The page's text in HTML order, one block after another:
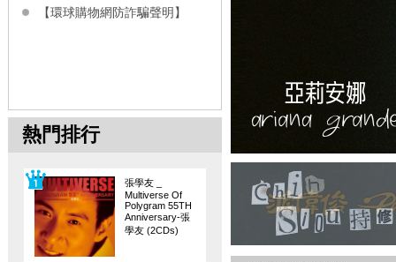
【環球購物網防詐騙聲明】
熱門排行
張學友 _
Multiverse Of
Polygram 55TH
Anniversary-張
學友 (2CDs)